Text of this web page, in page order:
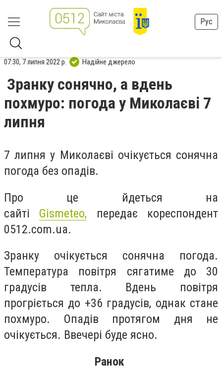
Рус
07:30, 7 липня 2022 р. Надійне джерело
Зранку сонячно, а вдень
похмуро: погода у Миколаєві 7
липня
7 липня у Миколаєві очікується сонячна
погода без опадів.
Про це йдеться на
сайті Gismeteo, передає кореспондент
0512.com.ua.
Зранку очікується сонячна погода.
Температура повітря сягатиме до 30
градусів тепла. Вдень повітря
прогріється до +36 градусів, однак стане
похмуро. Опадів протягом дня не
очікується. Ввечері буде ясно.
Ранок